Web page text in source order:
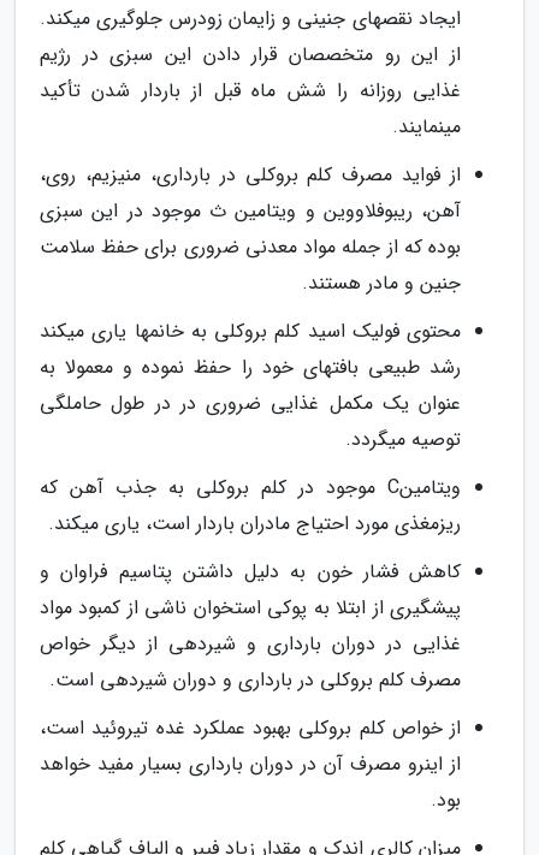
ایجاد نقصهای جنینی و زایمان زودرس جلوگیری میکند.
از این رو متخصصان قرار دادن این سبزی در رژیم
غذایی روزانه را شش ماه قبل از باردار شدن تأکید
مینمایند.
از فواید مصرف کلم بروکلی در بارداری، منیزیم، روی،
آهن، ریبوفلاووین و ویتامین ث موجود در این سبزی
بوده که از جمله مواد معدنی ضروری برای حفظ سلامت
جنین و مادر هستند.
محتوی فولیک اسید کلم بروکلی به خانمها یاری میکند
رشد طبیعی بافتهای خود را حفظ نموده و معمولا به
عنوان یک مکمل غذایی ضروری در در طول حاملگی
توصیه میگردد.
ویتامینC موجود در کلم بروکلی به جذب آهن که
ریزمغذی مورد احتیاج مادران باردار است، یاری میکند.
کاهش فشار خون به دلیل داشتن پتاسیم فراوان و
پیشگیری از ابتلا به پوکی استخوان ناشی از کمبود مواد
غذایی در دوران بارداری و شیردهی از دیگر خواص
مصرف کلم بروکلی در بارداری و دوران شیردهی است.
از خواص کلم بروکلی بهبود عملکرد غده تیروئید است،
از اینرو مصرف آن در دوران بارداری بسیار مفید خواهد
بود.
میزان کالری اندک و مقدار زیاد فیبر و الیاف گیاهی کلم